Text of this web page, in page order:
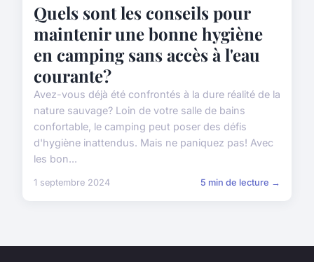
Quels sont les conseils pour
maintenir une bonne hygiène
en camping sans accès à l'eau
courante?
Avez-vous déjà été confrontés à la dure réalité de la
nature sauvage? Loin de votre salle de bains
confortable, le camping peut poser des défis
d'hygiène inattendus. Mais ne paniquez pas! Avec
les bon...
1 septembre 2024 5 min de lecture →